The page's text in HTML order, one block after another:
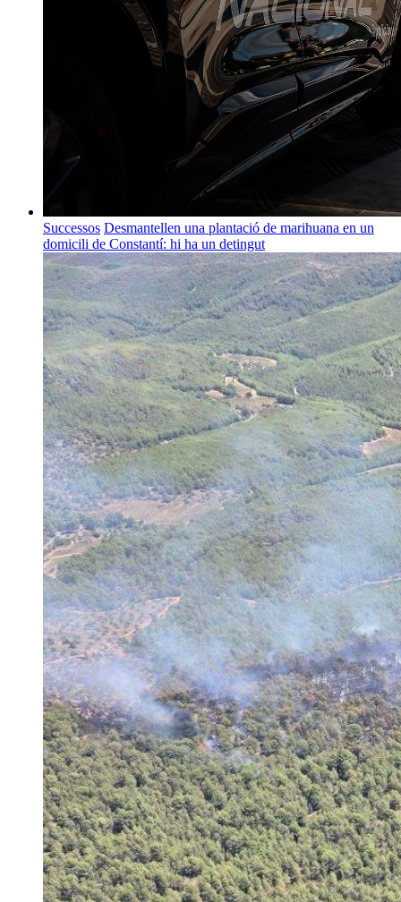
Successos Desmantellen una plantació de marihuana en un
domicili de Constantí: hi ha un detingut